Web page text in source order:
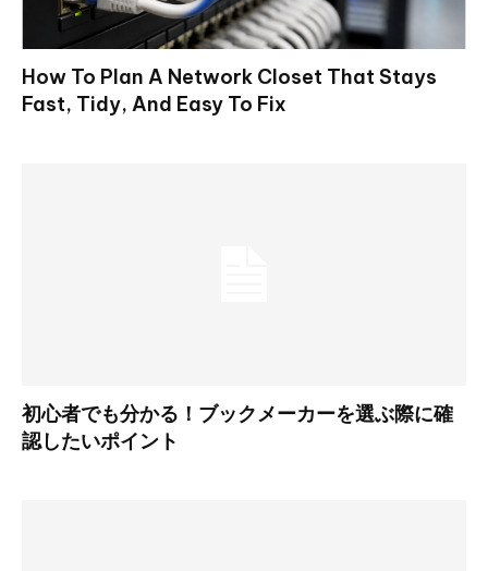
How To Plan A Network Closet That Stays
Fast, Tidy, And Easy To Fix
初心者でも分かる！ブックメーカーを選ぶ際に確
認したいポイント